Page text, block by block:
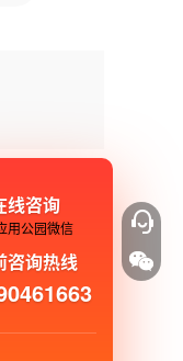
线咨询
咨询热线